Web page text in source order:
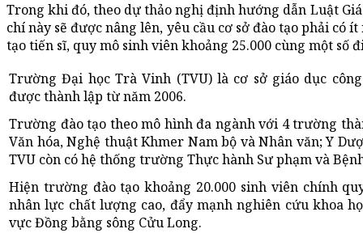
Trong khi đó, theo dự thảo nghị định hướng dẫn Luật
chí này sẽ được nâng lên, yêu cầu cơ sở đào tạo phải có
tạo tiến sĩ, quy mô sinh viên khoảng 25.000 cùng một số
Trường Đại học Trà Vinh (TVU) là cơ sở giáo dục
được thành lập từ năm 2006.
Trường đào tạo theo mô hình đa ngành với 4 trường
Văn hóa, Nghệ thuật Khmer Nam bộ và Nhân văn; Y
TVU còn có hệ thống trường Thực hành Sư phạm và
Hiện trường đào tạo khoảng 20.000 sinh viên chính
nhân lực chất lượng cao, đẩy mạnh nghiên cứu khoa
vực Đồng bằng sông Cửu Long.